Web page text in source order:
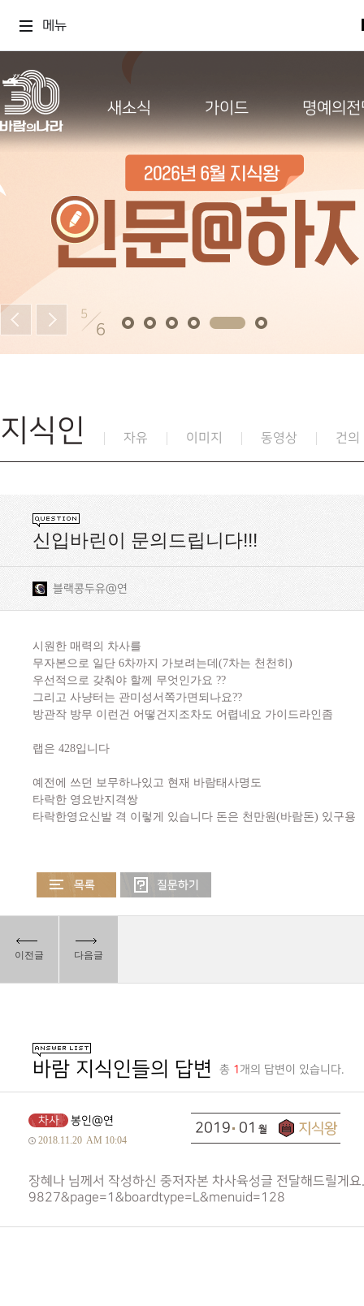
메뉴
새소식 가이드 명예의
5
6
지식인 자유 이미지 동영상 건의
신입바린이 문의드립니다!!!
블랙콩두유@연
시원한 매력의 차사를
무자본으로 일단 6차까지 가보려는데(7차는 천천히)
우선적으로 갖춰야 할께 무엇인가요 ??
그리고 사냥터는 관미성서쪽가면되나요??
방관작 방무 이런건 어떻건지조차도 어렵네요 가이드라인좀
랩은 428입니다
예전에 쓰던 보무하나있고 현재 바람태사명도
타락한 영요반지격쌍
타락한영요신발 격 이렇게 있습니다 돈은 천만원(바람돈) 있구용
이전글 다음글
바람 지식인들의 답변 총 1 개의 답변이 있습니다.
차사 봉인@연
2018.11.20 AM 10:04
장혜나 님께서 작성하신 중저자본 차사육성글 전달해드
9827&page=1&boardtype=L&menuid=128
2019 01